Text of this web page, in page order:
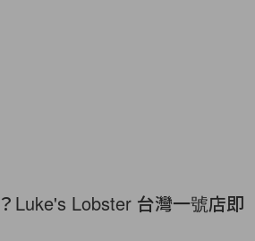
Luke's Lobster 台灣一號店即